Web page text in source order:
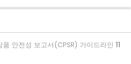
안전성 보고서(CPSR) 가이드라인 11